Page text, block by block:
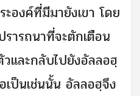
องค์ที่มีมายังเขา โดย
ารถนาที่จะตักเตือน
วและกลับไปยังอัลลอฮฺ
เป็นเช่นนั้น อัลลอฮฺจึง